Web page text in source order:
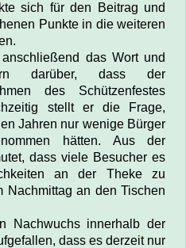
sich für den Beitrag und
Punkte in die weiteren
das Wort und
darüber, dass der
des Schützenfestes
stellt er die Frage,
Jahren nur wenige Bürger
hätten. Aus der
dass viele Besucher es
an der Theke zu
Nachmittag an den Tischen
Nachwuchs innerhalb der
dass es derzeit nur